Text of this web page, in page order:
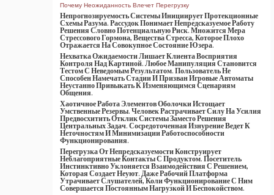
Почему Неожиданность Влечет Перегрузку
Непрогнозируемость Системы Инициирует Протекционные
Схемы Разума. Рассудок Понимает Непредсказуемое Работу
Решения Словно Потенциальную Риск. Множится Мера
Стрессового Гормона, Вещества Стресса, Которое Плохо
Отражается На Совокупное Состояние Юзера.
Нехватка Ожидаемости Лишает Клиента Восприятия
Контроля Над Картиной. Любое Манипуляция Становится
Тестом С Неведомым Результатом. Пользователь Не
Способен Намечать Стадии И Призван Игровые Автоматы
Неустанно Привыкать К Изменяющимся Сценариям
Общения.
Хаотичное Работа Элементов Оболочки Истощает
Умственные Резервы. Человек Растрачивает Силу На Усилия
Предвосхитить Отклик Системы Заместо Решения
Центральных Задач. Сосредоточенная Изнурение Ведет К
Неточностям И Минимизации Работоспособности
Функционирования.
Перегрузка От Непредсказуемости Конструирует
Неблагоприятные Контакты С Продуктом. Посетитель
Инстинктивно Уклоняется Взаимодействия С Решением,
Которая Создает Неуют. Даже Рабочий Платформа
Утрачивает Слушателей, Коли Функционирование С Ним
Совершается Постоянным Нагрузкой И Беспокойством.